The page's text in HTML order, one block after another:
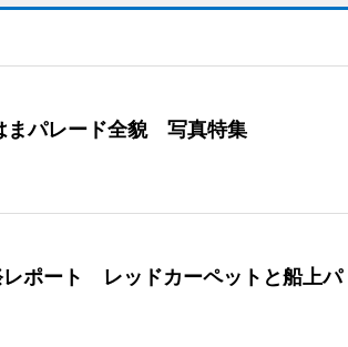
まパレード全貌 写真特集
レポート レッドカーペットと船上パ